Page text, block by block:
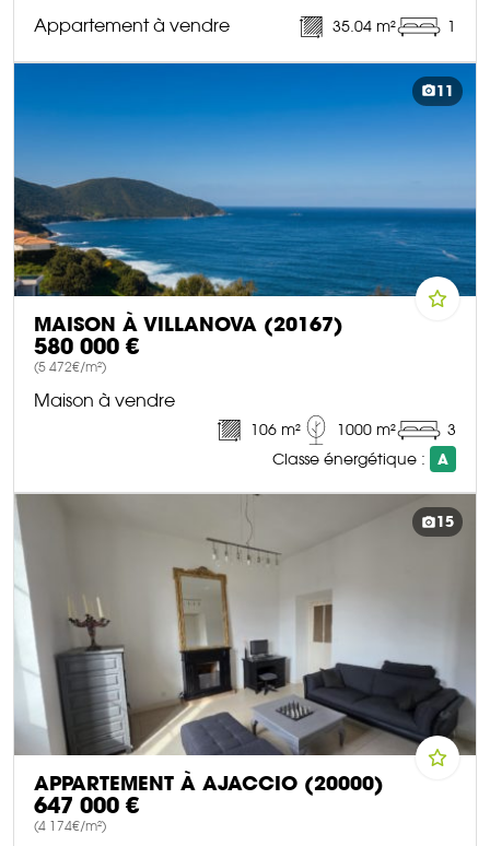
Appartement à vendre 35.04 m² 1
11
MAISON À VILLANOVA (20167)
580 000 €
(5 472€/m²)
Maison à vendre
106 m² 1000 m²
3
Classe énergétique :
A
15
APPARTEMENT À AJACCIO (20000)
647 000 €
(4 174€/m²)